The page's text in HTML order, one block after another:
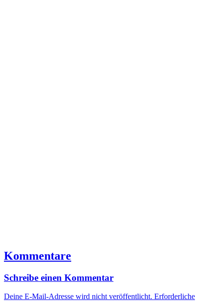
Kommentare
Schreibe einen Kommentar
Deine E-Mail-Adresse wird nicht veröffentlicht. Erforderliche